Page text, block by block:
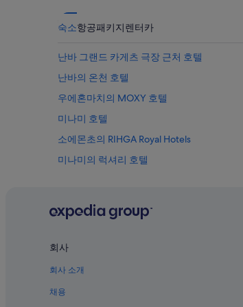
숙소항공패키지렌터카
난바 그랜드 카게츠 극장 근처 호텔
난바의 온천 호텔
우에혼마치의 MOXY 호텔
미나미 호텔
소에몬초의 RIHGA Royal Hotels
미나미의 럭셔리 호텔
국립 분라쿠 극장 근처 호텔
신세카이의 Keihan 호텔
회사
회사 소개
채용